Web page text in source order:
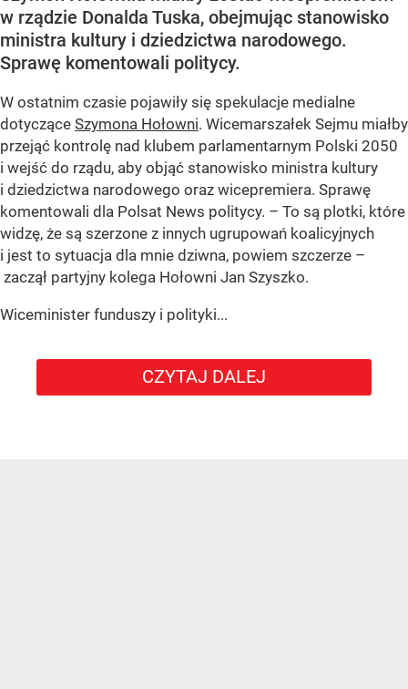
w rządzie Donalda Tuska, obejmując stanowisko
ministra kultury i dziedzictwa narodowego.
Sprawę komentowali politycy.
W ostatnim czasie pojawiły się spekulacje medialne
dotyczące Szymona Hołowni. Wicemarszałek Sejmu miałby
przejąć kontrolę nad klubem parlamentarnym Polski 2050
i wejść do rządu, aby objąć stanowisko ministra kultury
i dziedzictwa narodowego oraz wicepremiera. Sprawę
komentowali dla Polsat News politycy. – To są plotki, które
widzę, że są szerzone z innych ugrupowań koalicyjnych
i jest to sytuacja dla mnie dziwna, powiem szczerze –
zaczął partyjny kolega Hołowni Jan Szyszko.
Wiceminister funduszy i polityki...
CZYTAJ DALEJ